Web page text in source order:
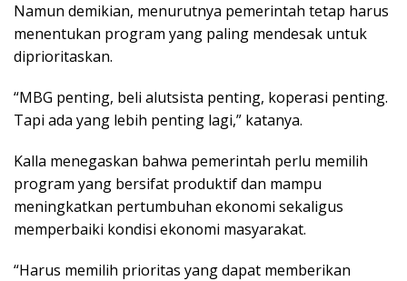
Namun demikian, menurutnya pemerintah tetap harus
menentukan program yang paling mendesak untuk
diprioritaskan.
“MBG penting, beli alutsista penting, koperasi penting.
Tapi ada yang lebih penting lagi,” katanya.
Kalla menegaskan bahwa pemerintah perlu memilih
program yang bersifat produktif dan mampu
meningkatkan pertumbuhan ekonomi sekaligus
memperbaiki kondisi ekonomi masyarakat.
“Harus memilih prioritas yang dapat memberikan